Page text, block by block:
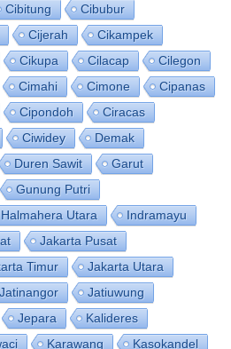
Cibitung
Cibubur
Cijerah
Cikampek
Cikupa Cilacap
Cilegon
Cimahi Cimone
Cipanas
Cipondoh
Ciracas
Ciwidey
Demak
Duren Sawit
Garut
Gunung Putri
Halmahera Utara
Indramayu
Jakarta Pusat
Timur
Jakarta Utara
Jatinangor
Jatiuwung
Jepara
Kalideres
Karawang
Kasokandel